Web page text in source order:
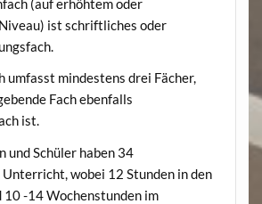
(auf erhöhtem oder
ist schriftliches oder
umfasst mindestens drei Fächer,
Fach ebenfalls
ist.
und Schüler haben 34
wobei 12 Stunden in den
10 -14 Wochenstunden im